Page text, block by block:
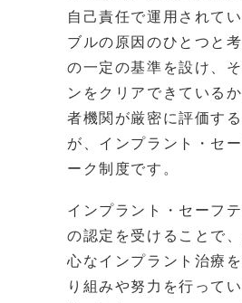
自己責任で運用されて
ブルの原因のひとつと
の一定の基準を設け、
ンをクリアできている
者機関が厳密に評価す
が、インプラント・セ
ーク制度です。
インプラント・セーフ
の認定を受けることで
心なインプラント治療
り組みや努力を行って